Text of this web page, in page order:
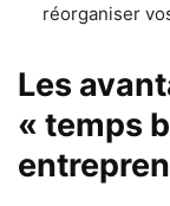
réorganiser
Les
« temps